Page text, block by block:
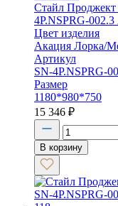
Стайл Проджект
4P.NSPRG-
Цвет изделия
Акация Лорка/
Артикул
SN-4P.NSPRG-
Размер
1180*980*750
15 346 ₽
В корзину